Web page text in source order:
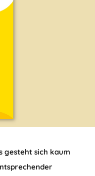
gesteht sich kaum